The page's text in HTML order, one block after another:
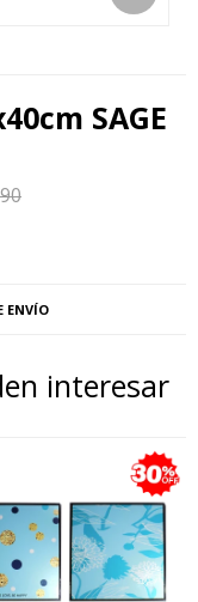
SAGE
ENVÍO
interesar